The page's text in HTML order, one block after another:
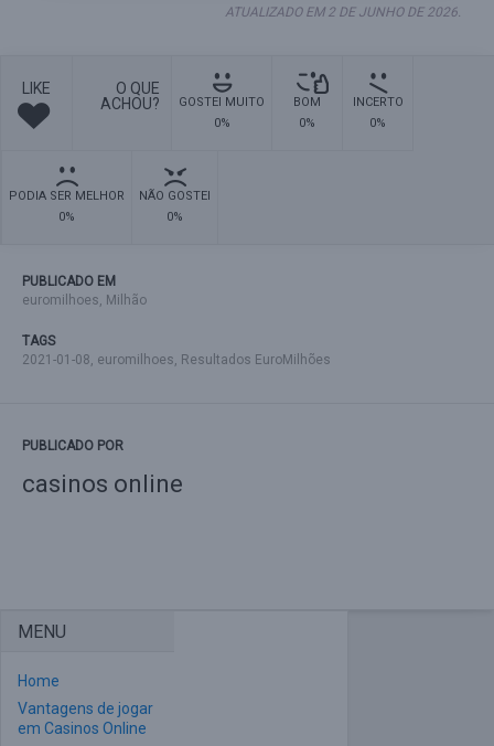
ATUALIZADO EM 2 DE JUNHO DE 2026.
LIKE
O QUE
ACHOU?
GOSTEI MUITO
0%
BOM
0%
INCERTO
0%
PODIA SER MELHOR
0%
NÃO GOSTEI
0%
PUBLICADO EM
euromilhoes, Milhão
TAGS
2021-01-08, euromilhoes, Resultados EuroMilhões
PUBLICADO POR
casinos online
MENU
Home
Vantagens de jogar
em Casinos Online